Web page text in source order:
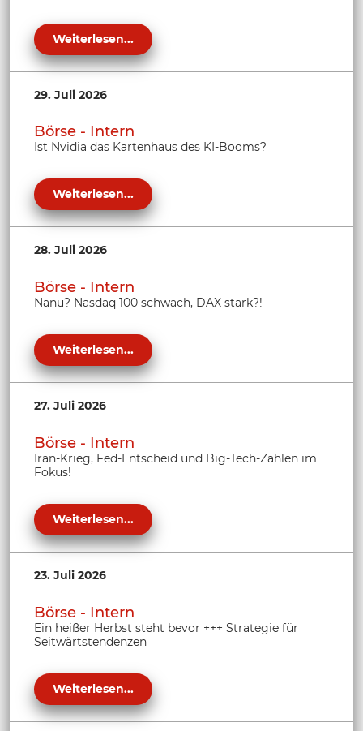
Weiterlesen...
29. Juli 2026
Börse - Intern
Ist Nvidia das Kartenhaus des KI-Booms?
Weiterlesen...
28. Juli 2026
Börse - Intern
Nanu? Nasdaq 100 schwach, DAX stark?!
Weiterlesen...
27. Juli 2026
Börse - Intern
Iran-Krieg, Fed-Entscheid und Big-Tech-Zahlen im
Fokus!
Weiterlesen...
23. Juli 2026
Börse - Intern
Ein heißer Herbst steht bevor +++ Strategie für
Seitwärtstendenzen
Weiterlesen...